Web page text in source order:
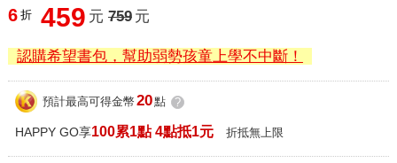
6 折 459 元 759 元
認購希望書包，幫助弱勢孩童上學不中斷！
預計最高可得金幣 20點 ?
HAPPY GO享100累1點 4點抵1元 折抵無上限